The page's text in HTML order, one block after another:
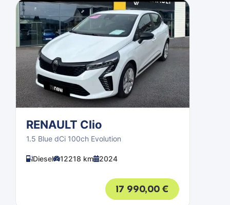
RENAULT Clio
1.5 Blue dCi 100ch Evolution
Diesel 12218 km 2024
17 990,00€